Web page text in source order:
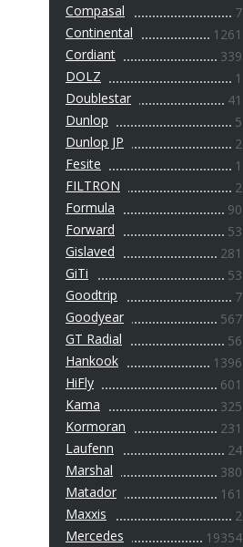
Compasal
7
Continental
1261
Cordiant
339
DOLZ
1
Doublestar
41
Dunlop
5
Dunlop JP
2
Fesite
1
FILTRON
2
Formula
90
Forward
53
Gislaved
281
GiTi
53
Goodtrip
7
Goodyear
567
GT Radial
56
Hankook
1396
HiFly
601
Kama
325
Kormoran
231
Laufenn
24
Marshal
380
Matador
161
Maxxis
2
Mercedes
19354